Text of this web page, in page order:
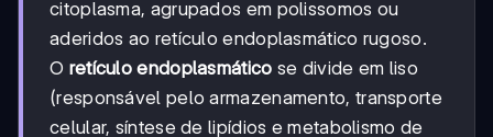
citoplasma, agrupados em polissomos ou
aderidos ao retículo endoplasmático rugoso.
O retículo endoplasmático se divide em liso
(responsável pelo armazenamento, transporte
celular, síntese de lipídios e metabolismo de